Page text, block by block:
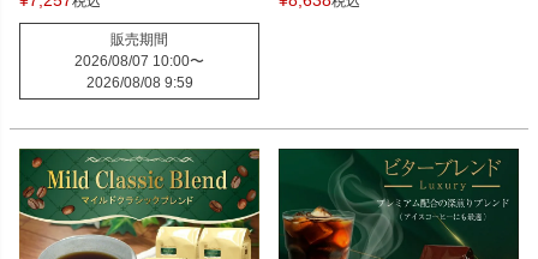
販売期間
2026/08/07 10:00〜
2026/08/08 9:59